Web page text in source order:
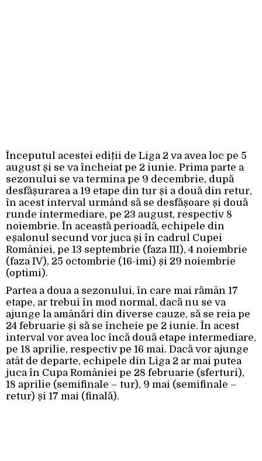
Începutul acestei ediții de Liga 2 va avea loc pe 5
august și se va încheiat pe 2 iunie. Prima parte a
sezonului se va termina pe 9 decembrie, după
desfășurarea a 19 etape din tur și a două din retur,
în acest interval urmând să se desfășoare și două
runde intermediare, pe 23 august, respectiv 8
noiembrie. În această perioadă, echipele din
eșalonul secund vor juca și în cadrul Cupei
României, pe 13 septembrie (faza III), 4 noiembrie
(faza IV), 25 octombrie (16-imi) și 29 noiembrie
(optimi).
Partea a doua a sezonului, în care mai rămân 17
etape, ar trebui în mod normal, dacă nu se va
ajunge la amânări din diverse cauze, să se reia pe
24 februarie și să se încheie pe 2 iunie. În acest
interval vor avea loc încă două etape intermediare,
pe 18 aprilie, respectiv pe 16 mai. Dacă vor ajunge
atât de departe, echipele din Liga 2 ar mai putea
juca în Cupa României pe 28 februarie (sferturi),
18 aprilie (semifinale – tur), 9 mai (semifinale –
retur) și 17 mai (finală).